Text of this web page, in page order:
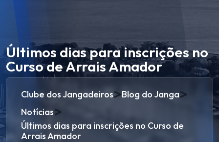
Últimos dias para inscrições no
Curso de Arrais Amador
Clube dos Jangadeiros>Blog do Janga>
Notícias>
Últimos dias para inscrições no Curso de
Arrais Amador